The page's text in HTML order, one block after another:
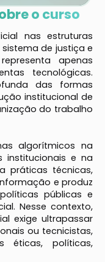
o curso
nas estruturas
de justiça e
apenas
tecnológicas.
das formas
institucional de
do trabalho
algorítmicos na
institucionais e na
práticas técnicas,
e produz
públicas e
Nesse contexto,
exige ultrapassar
ou tecnicistas,
éticas, políticas,